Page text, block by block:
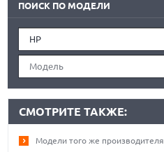
ПОИСК ПО МОДЕЛИ
HP
Модель
СМОТРИТЕ ТАКЖЕ:
Модели того же производителя